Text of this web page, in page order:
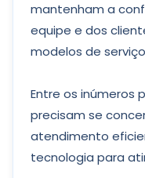
mantenham a
equipe e dos
modelos de
Entre os inúmeros
precisam se
atendimento
tecnologia para